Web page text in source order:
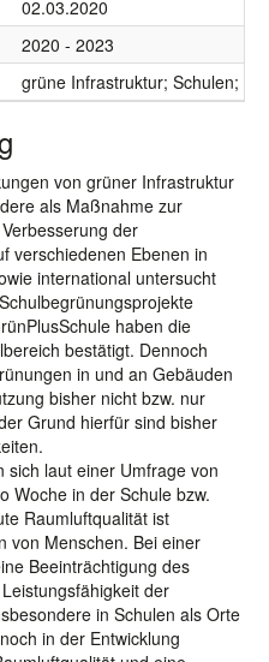
02.03.2020
2020 - 2023
grüne Infrastruktur; Schulen;
von grüner Infrastruktur
als Maßnahme zur
der
verschiedenen Ebenen in
international untersucht
haben die
bestätigt. Dennoch
in und an Gebäuden
bisher nicht bzw. nur
Grund hierfür sind bisher
sich laut einer Umfrage von
Woche in der Schule bzw.
Raumluftqualität ist
von Menschen. Bei einer
Beeinträchtigung des
der
in Schulen als Orte
in der Entwicklung